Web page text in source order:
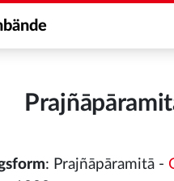
: Prajñāpāramitā -